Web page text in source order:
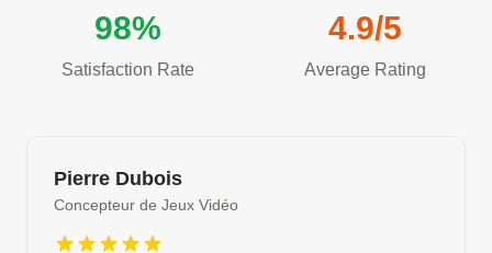
98%
Satisfaction Rate
4.9/5
Average Rating
Pierre Dubois
Concepteur de Jeux Vidéo